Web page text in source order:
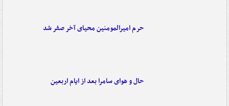
حرم امیرالمومنین محیای آخر صفر شد
حال و هوای سامرا بعد از ایام اربعین